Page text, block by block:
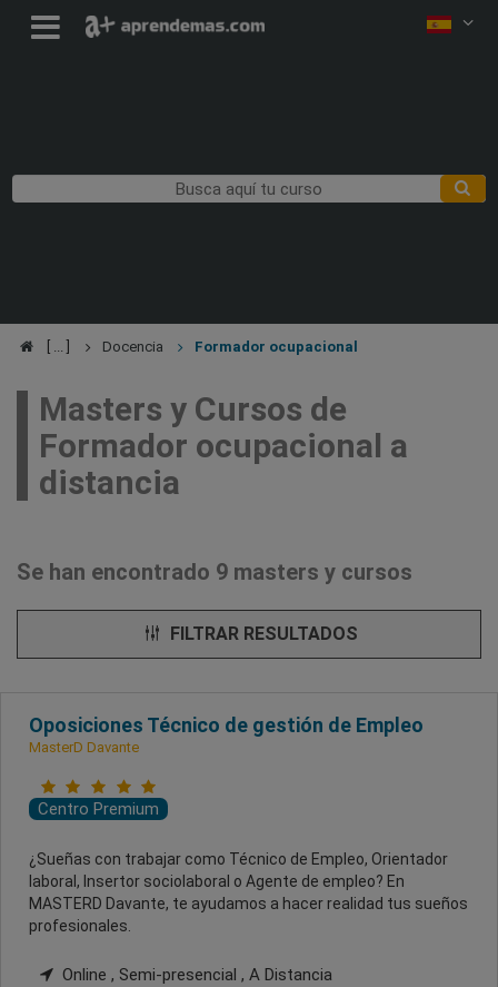
Docencia Formador ocupacional
Masters y Cursos de
Formador ocupacional a
distancia
Se han encontrado 9 masters y cursos
FILTRAR RESULTADOS
Oposiciones Técnico de gestión de Empleo
MasterD Davante
Centro Premium
¿Sueñas con trabajar como Técnico de Empleo, Orientador
laboral, Insertor sociolaboral o Agente de empleo? En
MASTERD Davante, te ayudamos a hacer realidad tus sueños
profesionales.
Online , Semi-presencial , A Distancia